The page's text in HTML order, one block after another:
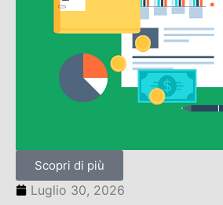
Scopri di più
Luglio 30, 2026